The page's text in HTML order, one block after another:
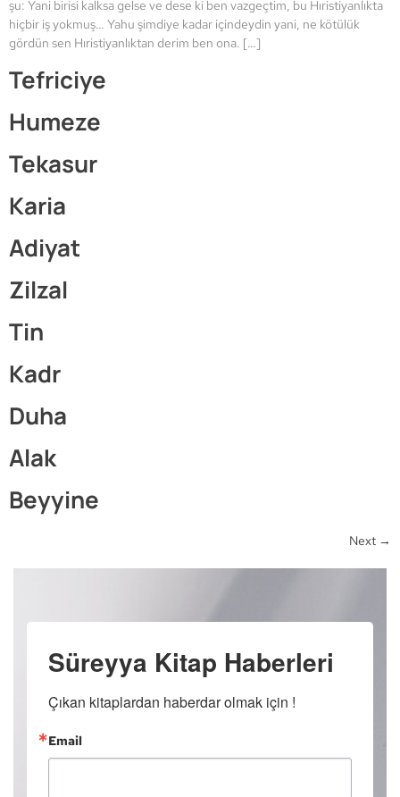
şu: Yani birisi kalksa gelse ve dese ki ben vazgeçtim, bu Hıristiyanlıkta
hiçbir iş yokmuş… Yahu şimdiye kadar içindeydin yani, ne kötülük
gördün sen Hıristiyanlıktan derim ben ona. […]
Tefriciye
Humeze
Tekasur
Karia
Adiyat
Zilzal
Tin
Kadr
Duha
Alak
Beyyine
Next →
Süreyya Kitap Haberleri
Çıkan kitaplardan haberdar olmak için !
Email